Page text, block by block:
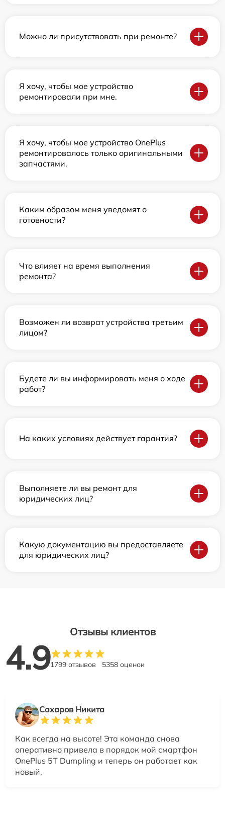
Можно ли присутствовать при ремонте?
Я хочу, чтобы мое устройство
ремонтировали при мне.
Я хочу, чтобы мое устройство OnePlus
ремонтировалось только оригинальными
запчастями.
Каким образом меня уведомят о
готовности?
Что влияет на время выполнения
ремонта?
Возможен ли возврат устройства третьим
лицом?
Будете ли вы информировать меня о ходе
работ?
На каких условиях действует гарантия?
Выполняете ли вы ремонт для
юридических лиц?
Какую документацию вы предоставляете
для юридических лиц?
Отзывы клиентов
4.91799 отзывов 5358 оценок
Сахаров Никита
Как всегда на высоте! Эта команда снова
оперативно привела в порядок мой смартфон
OnePlus 5T Dumpling и теперь он работает как
новый.